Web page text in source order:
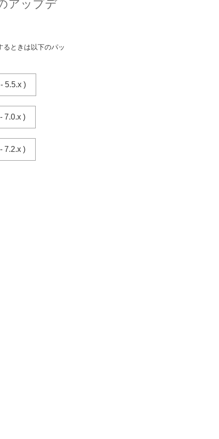
アップデ
るときは以下のパッ
5.5.x )
7.0.x )
7.2.x )